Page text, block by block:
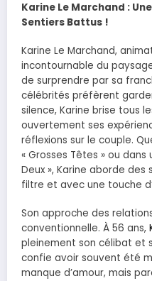
Karine Le Marchand :
Sentiers Battus !
Karine Le Marchand,
incontournable du
de surprendre par sa
célébrités préfèrent
silence, Karine brise tous
ouvertement ses
réflexions sur le couple.
« Grosses Têtes » ou
Deux », Karine aborde
filtre et avec une touche
Son approche des
conventionnelle. À 56 ans,
pleinement son célibat et
confie avoir souvent été
manque d’amour, mais